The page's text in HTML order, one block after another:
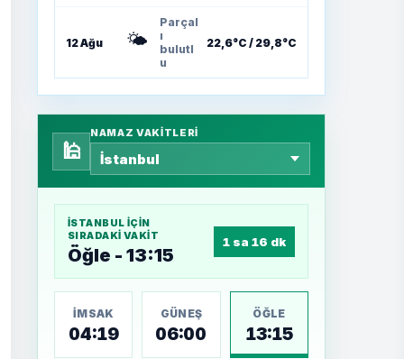
12 Ağu 🌤️
Parçal
ı
bulutl
u
22,6°C / 29,8°C
🕌
NAMAZ VAKITLERI
İSTANBUL IÇIN
SIRADAKI VAKIT
Öğle - 13:15
1 sa 16 dk
İMSAK
04:19
GÜNEŞ
06:00
ÖĞLE
13:15